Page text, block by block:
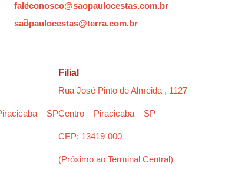

faleconosco@saopaulocestas.com.br

saopaulocestas@terra.com.br
– SP
Filial
Rua José Pinto de Almeida , 1127
Centro – Piracicaba – SP
CEP: 13419-000
(Próximo ao Terminal Central)